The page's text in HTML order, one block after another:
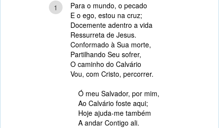
1
Para o mundo, o pecado
E o ego, estou na cruz;
Docemente adentro a vida
Ressurreta de Jesus.
Conformado à Sua morte,
Partilhando Seu sofrer,
O caminho do Calvário
Vou, com Cristo, percorrer.
Ó meu Salvador, por mim,
Ao Calvário foste aqui;
Hoje ajuda-me também
A andar Contigo ali.